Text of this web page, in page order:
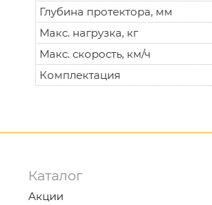
Глубина протектора, мм
Макс. нагрузка, кг
Макс. скорость, км/ч
Комплектация
Каталог
Акции